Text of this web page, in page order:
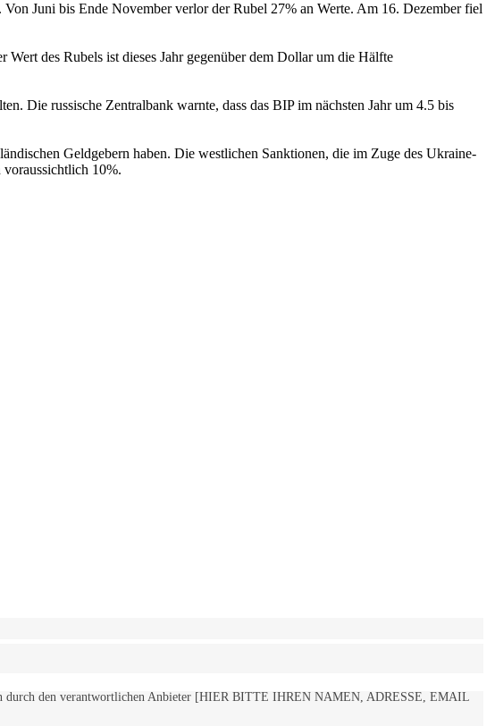
Juni bis Ende November verlor der Rubel 27% an Werte. Am 16. Dezember fiel
des Rubels ist dieses Jahr gegenüber dem Dollar um die Hälfte
Die russische Zentralbank warnte, dass das BIP im nächsten Jahr um 4.5 bis
Geldgebern haben. Die westlichen Sanktionen, die im Zuge des Ukraine-
10%.
durch den verantwortlichen Anbieter [HIER BITTE IHREN NAMEN, ADRESSE, EMAIL